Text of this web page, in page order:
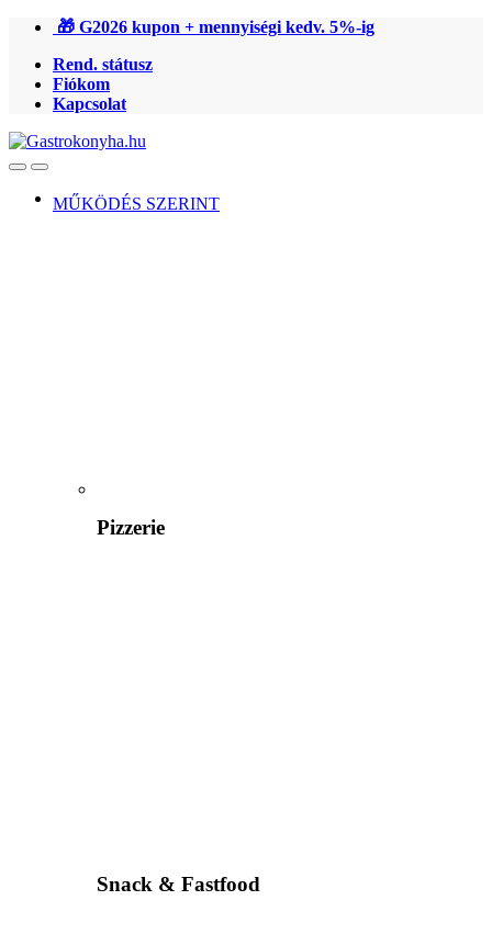
Ugrás
navigációhoz
Ugrás
tartalomra
🎁 G2026 kupon + mennyiségi kedv. 5%-ig
Rend. státusz
Fiókom
Kapcsolat
OpenClose
MŰKÖDÉS SZERINT
Pizzerie
Snack & Fastfood